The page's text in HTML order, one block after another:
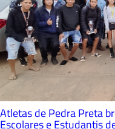
Atletas de Pedra Preta
Escolares e Estudantis